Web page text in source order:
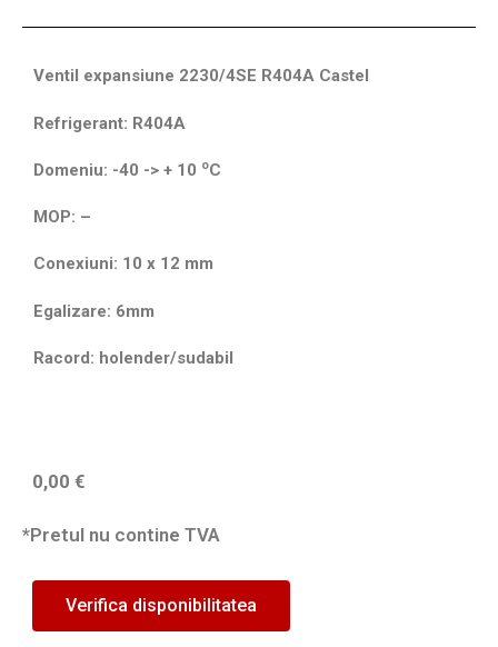
Ventil expansiune 2230/4SE R404A Castel
Refrigerant: R404A
Domeniu: -40 -> + 10 oC
MOP: –
Conexiuni: 10 x 12 mm
Egalizare: 6mm
Racord: holender/sudabil
0,00 €
*Pretul nu contine TVA
Verifica disponibilitatea